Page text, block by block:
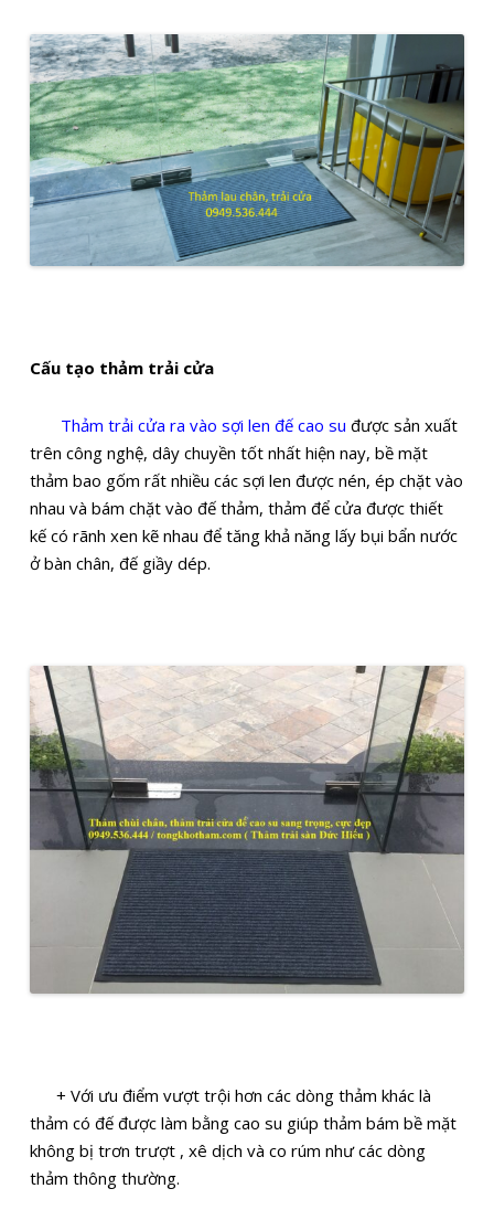
Cấu tạo thảm trải cửa
Thảm trải cửa ra vào sợi len đế cao suđược sản xuất
trên công nghệ, dây chuyền tốt nhất hiện nay, bề mặt
thảm bao gốm rất nhiều các sợi len được nén, ép chặt vào
nhau và bám chặt vào đế thảm, thảm để cửa được thiết
kế có rãnh xen kẽ nhau để tăng khả năng lấy bụi bẩn nước
ở bàn chân, đế giầy dép.
+ Với ưu điểm vượt trội hơn các dòng thảm khác là
thảm có đế được làm bằng cao su giúp thảm bám bề mặt
không bị trơn trượt , xê dịch và co rúm như các dòng
thảm thông thường.